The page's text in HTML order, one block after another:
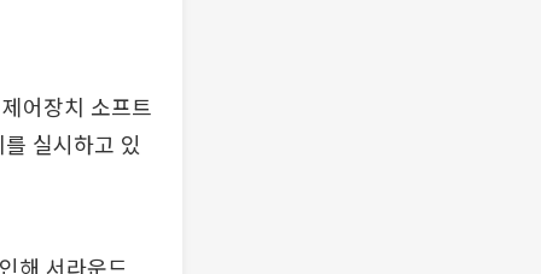
어장치 소프트
실시하고 있
해 서라운드